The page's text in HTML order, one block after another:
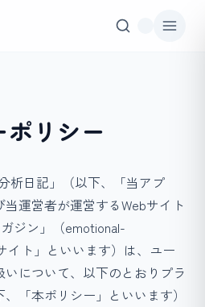
ポリシー
析日記」（以下、「当アプ
運営者が運営するWebサイト
ジン」（emotional-
イト」といいます）は、ユー
について、以下のとおりプラ
「本ポリシー」といいます）